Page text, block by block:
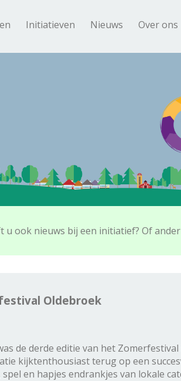
Initiatieven Nieuws Over ons
u ook nieuws bij een initiatief? Of
Oldebroek
de derde editie van het
kijktenthousiast terug op een
en hapjes endrankjes van lokale